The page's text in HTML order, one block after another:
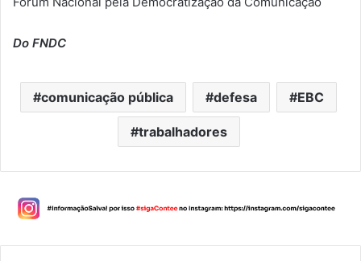
Do FNDC
comunicação pública defesa EBC
trabalhadores